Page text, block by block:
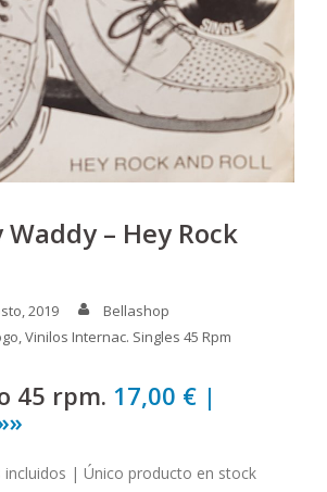
– Hey Rock
2019
Bellashop
,Vinilos Internac. Singles 45 Rpm
45 rpm. 17,00 € |
incluidos | Único producto en stock